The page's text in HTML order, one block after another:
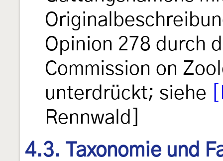
Opinion 278 durch
Commission on
unterdrückt; siehe
Rennwald]
4.3. Taxonomie und